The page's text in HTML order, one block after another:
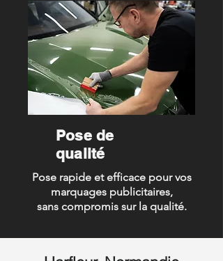
Pose de
qualité
Pose rapide et efficace pour vos
marquages publicitaires,
sans compromis sur la qualité.